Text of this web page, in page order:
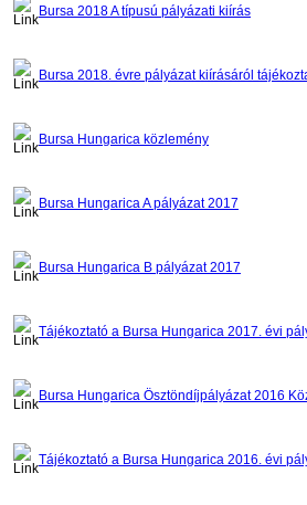
Bursa 2018 A típusú pályázati kiírás
Bursa 2018. évre pályázat kiírásáról
Bursa Hungarica közlemény
Bursa Hungarica A pályázat 2017
Bursa Hungarica B pályázat 2017
Tájékoztató a Bursa Hungarica 2017. évi
Bursa Hungarica Ösztöndíjpályázat 2016
Tájékoztató a Bursa Hungarica 2016. évi